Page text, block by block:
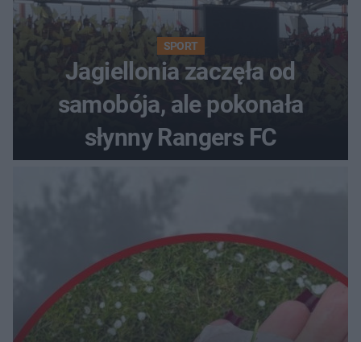
SPORT
Jagiellonia zaczęła od
samobója, ale pokonała
słynny Rangers FC